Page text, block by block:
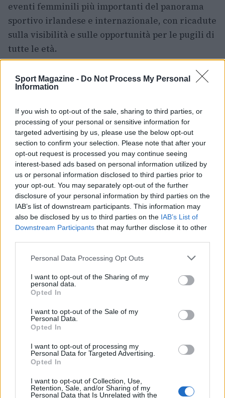
Sport Magazine - Do Not Process My Personal
Information
If you wish to opt-out of the sale, sharing to third parties, or
processing of your personal or sensitive information for
targeted advertising by us, please use the below opt-out
section to confirm your selection. Please note that after your
opt-out request is processed you may continue seeing
interest-based ads based on personal information utilized by
us or personal information disclosed to third parties prior to
your opt-out. You may separately opt-out of the further
disclosure of your personal information by third parties on the
IAB’s list of downstream participants. This information may
also be disclosed by us to third parties on the IAB’s List of
Downstream Participants that may further disclose it to other
Please note that this website/app uses one or more Google
not limited to your visit or usage behaviour. You may click to
grant or deny consent to Google and its third-party tags to
use your data for below specified purposes in below Google
consent section.
Personal Data Processing Opt Outs
I want to opt-out of the Sharing of my
personal data.
Opted In
I want to opt-out of the Sale of my
Personal Data.
Opted In
I want to opt-out of processing my
Personal Data for Targeted Advertising.
Opted In
I want to opt-out of Collection, Use,
Retention, Sale, and/or Sharing of my
Personal Data that Is Unrelated with the
eventi femminili più importanti del panorama
sportivo irlandese e internazionale, con ricadute
sulla visibilità e sulle opportunità per le pugili di
tutte le età.
Cosa resta da confermare
ufficializzare: la data definitiva, la firma sui
contratti e l’annuncio formale dell’avversaria.
Tuttavia, con l’intervento delWBC, la posizione
di Pili come sfidante obbligatoria e l’impegno
pubblico di Matchroom, molti tasselli sembrano
ormai al loro posto.
La settimana dell’annuncio potrebbe sciogliere
gli ultimi dubbi: se venerdì si concretizzerà la
presentazione a Jones’s Road, il countdown verso
quella che potrebbe essere una serata storica
avrà inizio ufficialmente.
Francesca Lombardi
Francesca Lombardi, fiorentina, prese appunti
da allora firma approfondimenti sui motori. In
redazione sostiene un approccio metodico
cronaca' e conserva i fogli di appunti del
debutto tecnico in autodromo.